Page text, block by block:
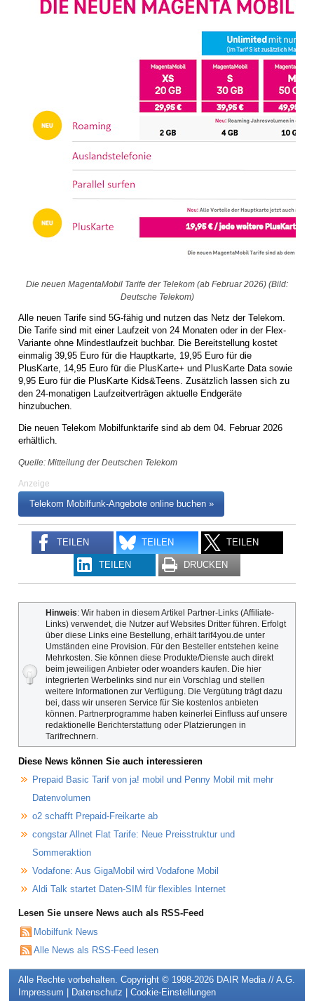
Die neuen MagentaMobil Tarife der Telekom (ab Februar 2026) (Bild:
Deutsche Telekom)
Alle neuen Tarife sind 5G-fähig und nutzen das Netz der Telekom.
Die Tarife sind mit einer Laufzeit von 24 Monaten oder in der Flex-
Variante ohne Mindestlaufzeit buchbar. Die Bereitstellung kostet
einmalig 39,95 Euro für die Hauptkarte, 19,95 Euro für die
PlusKarte, 14,95 Euro für die PlusKarte+ und PlusKarte Data sowie
9,95 Euro für die PlusKarte Kids&Teens. Zusätzlich lassen sich zu
den 24-monatigen Laufzeitverträgen aktuelle Endgeräte
hinzubuchen.
Die neuen Telekom Mobilfunktarife sind ab dem 04. Februar 2026
erhältlich.
Quelle: Mitteilung der Deutschen Telekom
Anzeige
Telekom Mobilfunk-Angebote online buchen »
TEILEN TEILEN TEILEN
TEILEN DRUCKEN
Hinweis: Wir haben in diesem Artikel Partner-Links (Affiliate-
Links) verwendet, die Nutzer auf Websites Dritter führen. Erfolgt
über diese Links eine Bestellung, erhält tarif4you.de unter
Umständen eine Provision. Für den Besteller entstehen keine
Mehrkosten. Sie können diese Produkte/Dienste auch direkt
beim jeweiligen Anbieter oder woanders kaufen. Die hier
integrierten Werbelinks sind nur ein Vorschlag und stellen
weitere Informationen zur Verfügung. Die Vergütung trägt dazu
bei, dass wir unseren Service für Sie kostenlos anbieten
können. Partnerprogramme haben keinerlei Einfluss auf unsere
redaktionelle Berichterstattung oder Platzierungen in
Tarifrechnern.
Diese News können Sie auch interessieren
Prepaid Basic Tarif von ja! mobil und Penny Mobil mit mehr
Datenvolumen
o2 schafft Prepaid-Freikarte ab
congstar Allnet Flat Tarife: Neue Preisstruktur und
Sommeraktion
Vodafone: Aus GigaMobil wird Vodafone Mobil
Aldi Talk startet Daten-SIM für flexibles Internet
Lesen Sie unsere News auch als RSS-Feed
Mobilfunk News
Alle News als RSS-Feed lesen
Alle Rechte vorbehalten. Copyright © 1998-2026 DAIR Media // A.G.
Impressum
Datenschutz Cookie-Einstellungen